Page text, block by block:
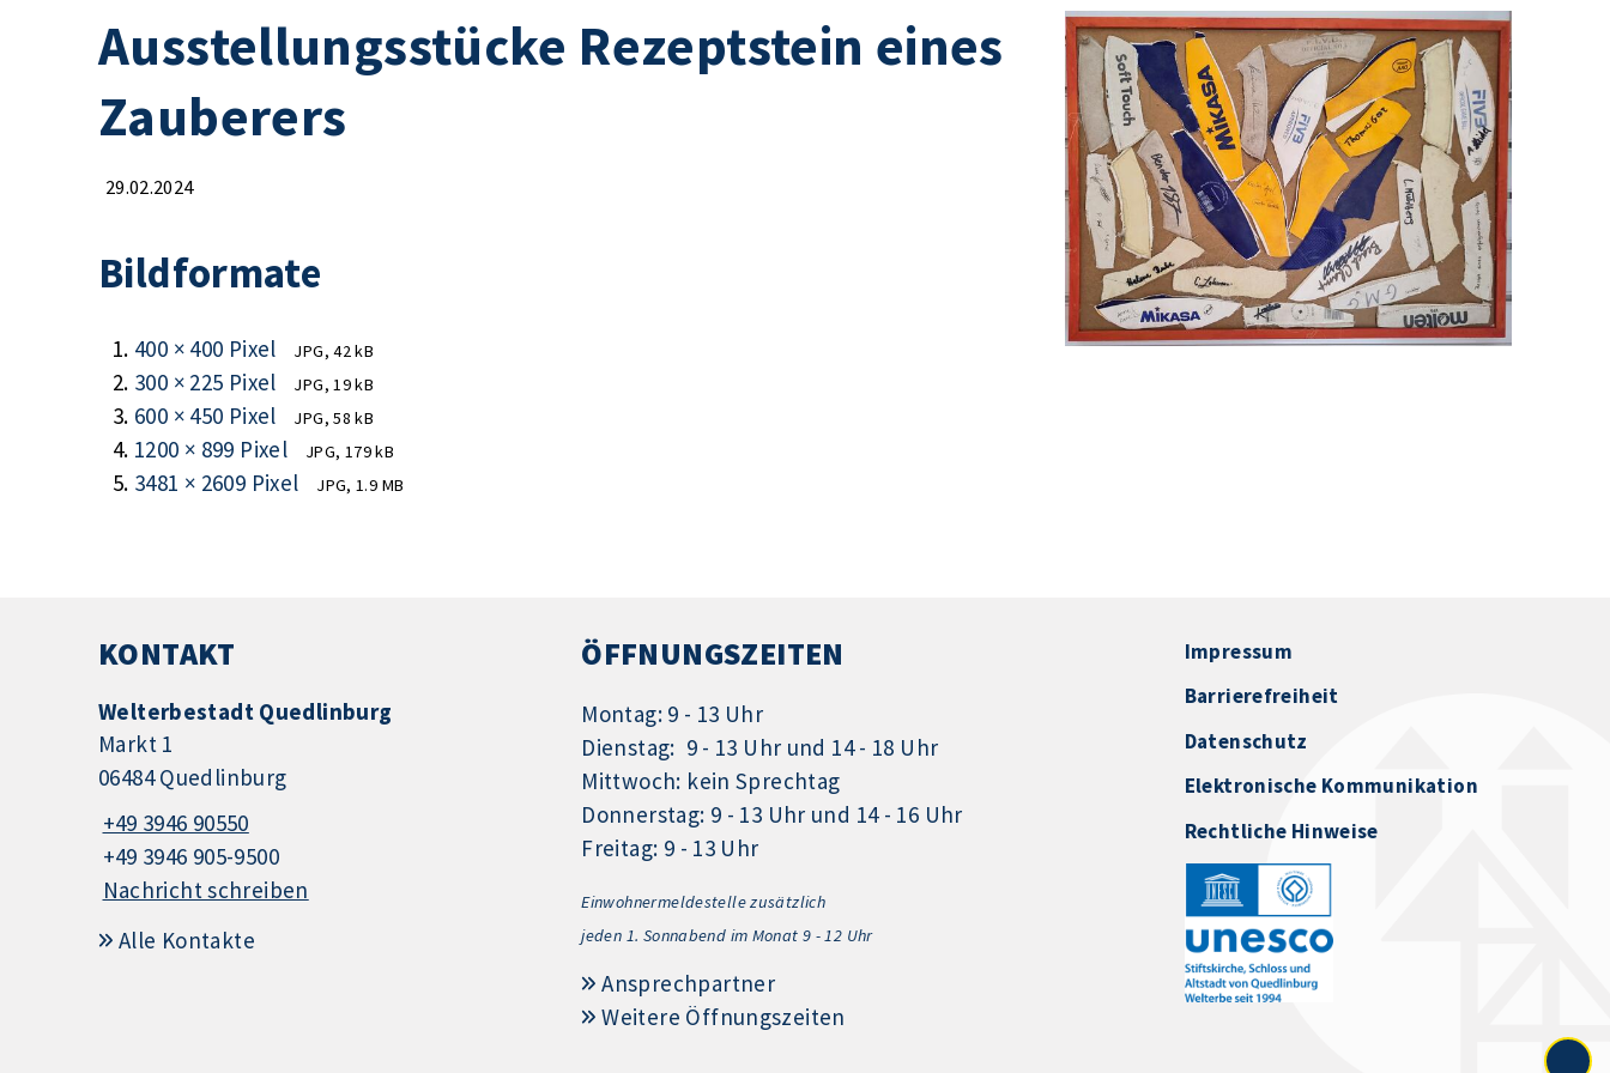
Ausstellungsstücke Rezeptstein eines
Zauberers
29.02.2024
Bildformate
400 × 400 Pixel JPG, 42 kB
300 × 225 Pixel JPG, 19 kB
600 × 450 Pixel JPG, 58 kB
1200 × 899 Pixel JPG, 179 kB
3481 × 2609 Pixel JPG, 1.9 MB
KONTAKT
Welterbestadt Quedlinburg
Markt 1
06484 Quedlinburg
+49 3946 90550
+49 3946 905-9500
Nachricht schreiben
Alle Kontakte
ÖFFNUNGSZEITEN
Montag: 9 - 13 Uhr
Dienstag: 9 - 13 Uhr und 14 - 18 Uhr
Mittwoch: kein Sprechtag
Donnerstag: 9 - 13 Uhr und 14 - 16 Uhr
Freitag: 9 - 13 Uhr
Einwohnermeldestelle zusätzlich
jeden 1. Sonnabend im Monat 9 - 12 Uhr
Ansprechpartner
Weitere Öffnungszeiten
Impressum
Barrierefreiheit
Datenschutz
Elektronische Kommunikation
Rechtliche Hinweise